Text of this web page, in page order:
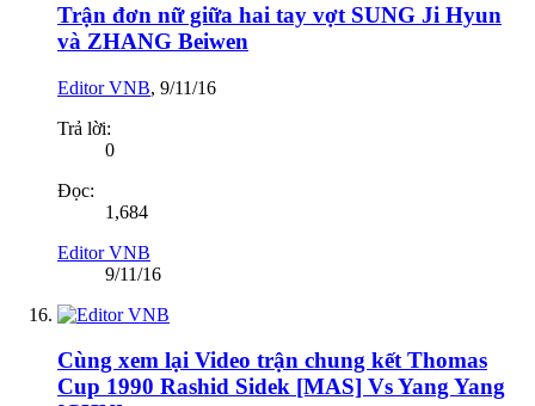
Trận đơn nữ giữa hai tay vợt SUNG Ji Hyun
và ZHANG Beiwen
Editor VNB, 9/11/16
Trả lời:
0
Đọc:
1,684
Editor VNB
9/11/16
Cùng xem lại Video trận chung kết Thomas
Cup 1990 Rashid Sidek [MAS] Vs Yang Yang